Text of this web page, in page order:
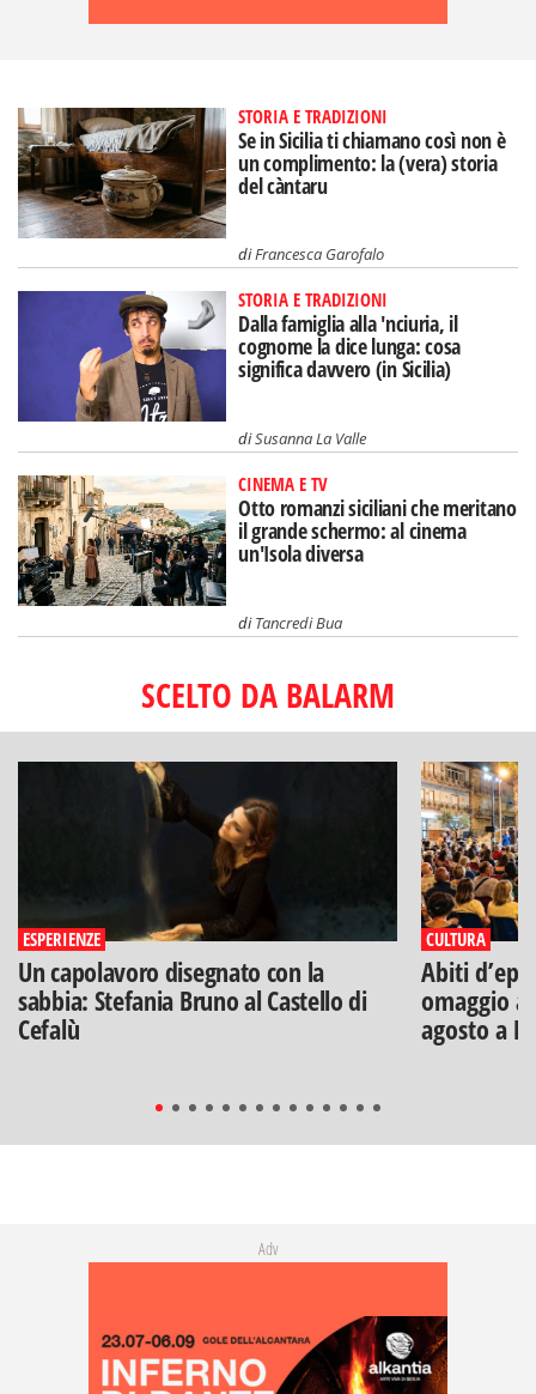
STORIA E TRADIZIONI
Se in Sicilia ti chiamano così non è
un complimento: la (vera) storia
del càntaru
diFrancesca Garofalo
STORIA E TRADIZIONI
Dalla famiglia alla 'nciuria, il
cognome la dice lunga: cosa
significa davvero (in Sicilia)
diSusanna La Valle
CINEMA E TV
Otto romanzi siciliani che meritano
il grande schermo: al cinema
un'Isola diversa
diTancredi Bua
SCELTO DA BALARM
ESPERIENZE
Un capolavoro disegnato con la
sabbia: Stefania Bruno al Castello di
Cefalù
CULTURA
Abiti
omaggio
agosto a
Adv